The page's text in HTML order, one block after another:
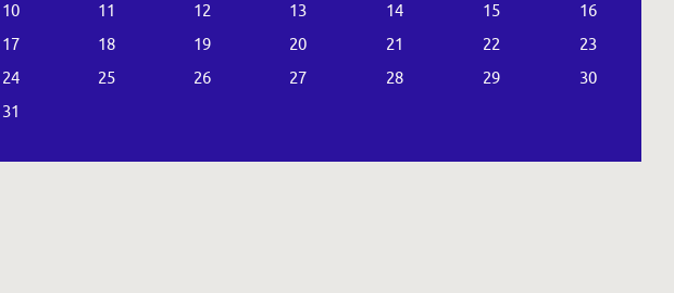
10
11 12 13 14 15
16
17
18 19 20 21 22
23
24
25 26 27 28 29
30
31